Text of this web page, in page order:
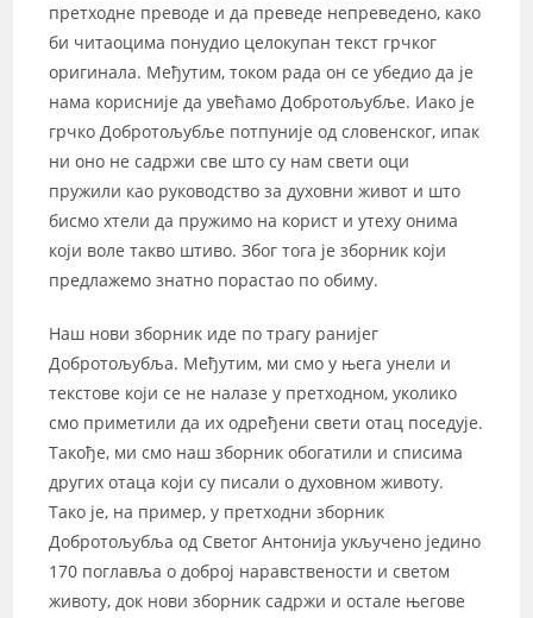
претходне преводе и да преведе непреведено, како
би читаоцима понудио целокупан текст грчког
оригинала. Међутим, током рада он се убедио да је
нама корисније да увећамо Добротољубље. Иако је
грчко Добротољубље потпуније од словенског, ипак
ни оно не садржи све што су нам свети оци
пружили као руководство за духовни живот и што
бисмо хтели да пружимо на корист и утеху онима
који воле такво штиво. Због тога је зборник који
предлажемо знатно порастао по обиму.
Наш нови зборник иде по трагу ранијег
Добротољубља. Међутим, ми смо у њега унели и
текстове који се не налазе у претходном, уколико
смо приметили да их одређени свети отац поседује.
Такође, ми смо наш зборник обогатили и списима
других отаца који су писали о духовном животу.
Тако је, на пример, у претходни зборник
Добротољубља од Светог Антонија укључено једино
170 поглавља о доброј наравствености и светом
животу, док нови зборник садржи и остале његове